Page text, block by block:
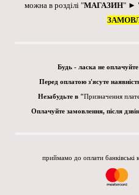
можна в розділі "МАГАЗИН" ►
Будь - ласка не
Перед оплатою з'ясуте
Незабудьте в "Призначення
Оплачуйте замовлення, після
приймамо до оплати банківські